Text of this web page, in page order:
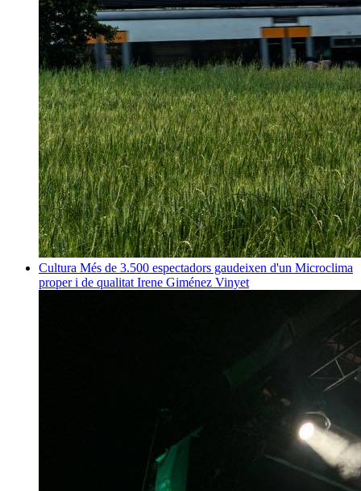
Cultura Més de 3.500 espectadors gaudeixen d'un Microclima
proper i de qualitat Irene Giménez Vinyet